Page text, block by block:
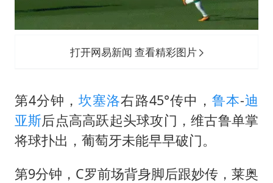
打开网易新闻 查看精彩图片
第4分钟，坎塞洛右路45°传中， 鲁本-迪
亚斯后点高高跃起头球攻门，维古鲁单掌
将球扑出，葡萄牙未能早早破门。
第9分钟，C罗前场背身脚后跟妙传，莱奥